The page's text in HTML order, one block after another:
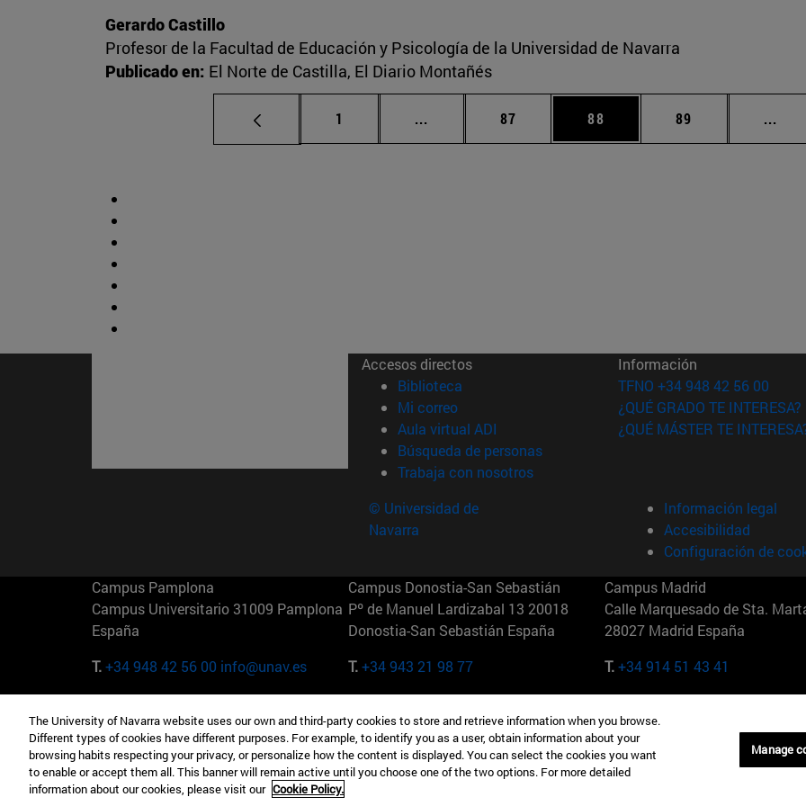
Gerardo Castillo
Profesor de la Facultad de Educación y Psicología de la Universidad de Navarra
Publicado en: El Norte de Castilla, El Diario Montañés
Página
1 ... Páginas intermedias Use TAB para desplazarse.
Página
87 Página
88 Página
89 ...
Accesos directos
Biblioteca (abre en nueva ventana)
Mi correo(abre en nueva ventana)
Aula virtual ADI (abre en nueva ventana)
Búsqueda de personas(abre en nueva ventana)
Trabaja con nosotros(abre en nueva ventana)
Información
TFNO +34 948 42 56 00
¿QUÉ GRADO TE INTERESA?
¿QUÉ MÁSTER TE
© Universidad de
Navarra
Información legal
Accesibilidad
Configuración de
Campus Pamplona
Campus Universitario 31009 Pamplona
España
T.+34 948 42 56 00 info@unav.es
Campus Donostia-San Sebastián
Pº de Manuel Lardizabal 13 20018
Donostia-San Sebastián España
T.+34 943 21 98 77
Campus Madrid
Calle Marquesado de Sta.
28027 Madrid España
T.+34 914 51 43 41
Camino del Cerro Águila 3 28023
Madrid España
T.+34 912 11 30 00
165 W 57th St 10019-2201 Nueva York
EE.UU
T.+1 646 346 8850
Maria-Theresia-Straße 15 81675
Múnich Alemania
T.+49 89 24209790
The University of Navarra website uses our own and third-party cookies to store and retrieve information when you browse.
Different types of cookies have different purposes. For example, to identify you as a user, obtain information about your
browsing habits respecting your privacy, or personalize how the content is displayed. You can select the cookies you want
to enable or accept them all. This banner will remain active until you choose one of the two options. For more detailed
information about our cookies, please visit our Cookie Policy.
Manage